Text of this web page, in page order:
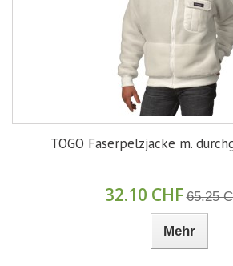
TOGO Faserpelzjacke m.
32.10 CHF 65.25
Mehr